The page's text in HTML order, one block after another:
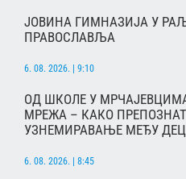
ЈОВИНА ГИМНАЗИЈА У
ПРАВОСЛАВЉА
6. 08. 2026. | 9:10
ОД ШКОЛЕ У
МРЕЖА – КАКО
УЗНЕМИРАВАЊЕ МЕЂУ
6. 08. 2026. | 8:45